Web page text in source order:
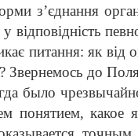
з’єднання
у відповідність
питання: як від
Звернемось до
было
понятием, какое